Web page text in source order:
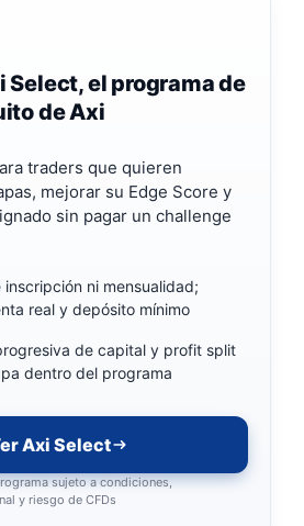
Select, el programa de
de Axi
traders que quieren
mejorar su Edge Score y
sin pagar un challenge
ni mensualidad;
real y depósito mínimo
de capital y profit split
dentro del programa
Axi Select
sujeto a condiciones,
y riesgo de CFDs